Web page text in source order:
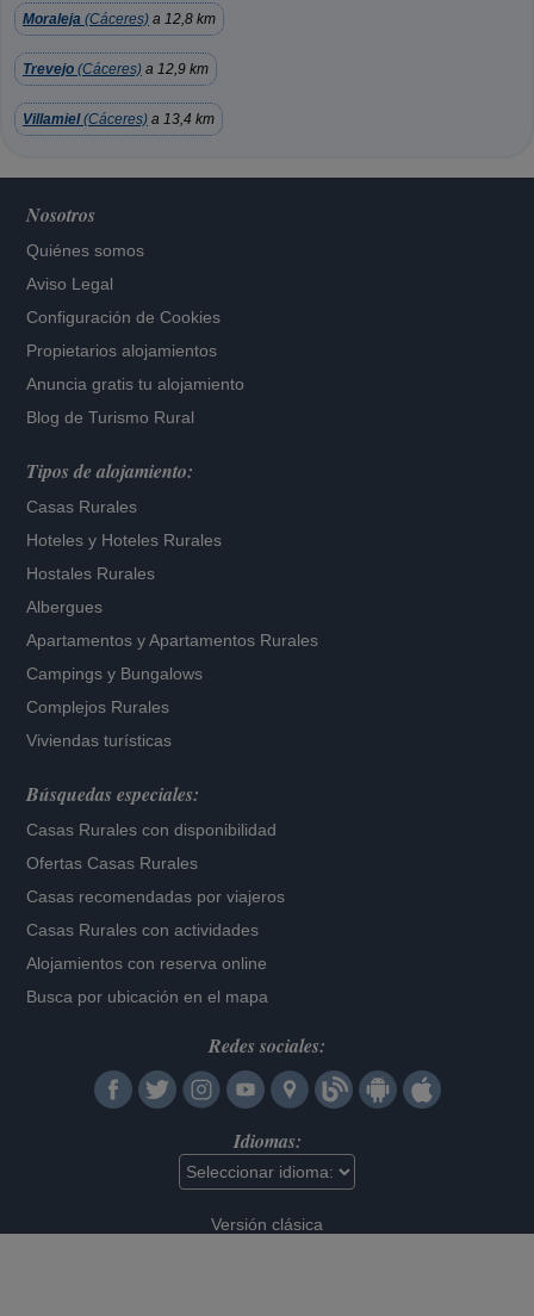
Moraleja (Cáceres) a 12,8 km
Trevejo (Cáceres) a 12,9 km
Villamiel(Cáceres) a 13,4 km
Nosotros
Quiénes somos
Aviso Legal
Configuración de Cookies
Propietarios alojamientos
Anuncia gratis tu alojamiento
Blog de Turismo Rural
Tipos de alojamiento:
Casas Rurales
Hoteles y Hoteles Rurales
Hostales Rurales
Albergues
Apartamentos yApartamentos Rurales
Campings y Bungalows
Complejos Rurales
Viviendas turísticas
Búsquedas especiales:
Casas Rurales con disponibilidad
Ofertas Casas Rurales
Casas recomendadas por viajeros
Casas Rurales con actividades
Alojamientos con reserva online
Busca por ubicación en el mapa
Redes sociales:
Idiomas:
Versión clásica